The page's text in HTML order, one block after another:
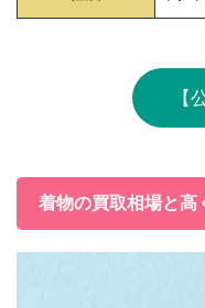
【
着物の買取相場と高